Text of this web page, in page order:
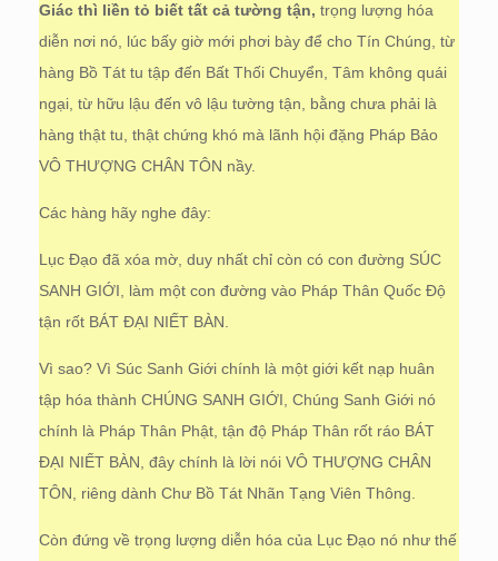
Giác thì liền tỏ biết tất cả tường tận, trọng lượng hóa
diễn nơi nó, lúc bấy giờ mới phơi bày để cho Tín Chúng, từ
hàng Bồ Tát tu tập đến Bất Thối Chuyển, Tâm không quái
ngại, từ hữu lậu đến vô lậu tường tận, bằng chưa phải là
hàng thật tu, thật chứng khó mà lãnh hội đặng Pháp Bảo
VÔ THƯỢNG CHÂN TÔN nầy.
Các hàng hãy nghe đây:
Lục Đạo đã xóa mờ, duy nhất chỉ còn có con đường SÚC
SANH GIỚI, làm một con đường vào Pháp Thân Quốc Độ
tận rốt BÁT ĐẠI NIẾT BÀN.
Vì sao? Vì Súc Sanh Giới chính là một giới kết nạp huân
tập hóa thành CHÚNG SANH GIỚI, Chúng Sanh Giới nó
chính là Pháp Thân Phật, tận độ Pháp Thân rốt ráo BÁT
ĐẠI NIẾT BÀN, đây chính là lời nói VÔ THƯỢNG CHÂN
TÔN, riêng dành Chư Bồ Tát Nhãn Tạng Viên Thông.
Còn đứng về trọng lượng diễn hóa của Lục Đạo nó như thế